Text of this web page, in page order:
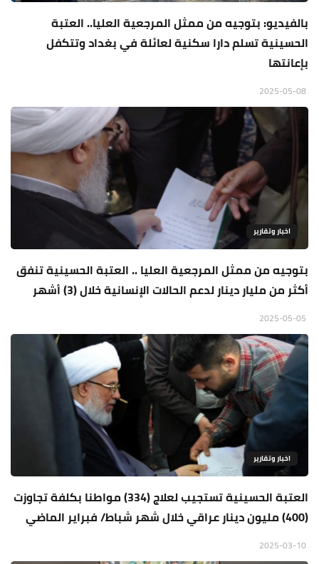
بالفيديو: بتوجيه من ممثل المرجعية العليا.. العتبة
الحسينية تسلم دارا سكنية لعائلة في بغداد وتتكفل
بإعانتها
اخبار وتقارير
بتوجيه من ممثل المرجعية العليا .. العتبة الحسينية تنفق
أكثر من مليار دينار لدعم الحالات الإنسانية خلال (3) أشهر
اخبار وتقارير
العتبة الحسينية تستجيب لعلاج (334) مواطنا بكلفة تجاوزت
(400) مليون دينار عراقي خلال شهر شباط/ فبراير الماضي